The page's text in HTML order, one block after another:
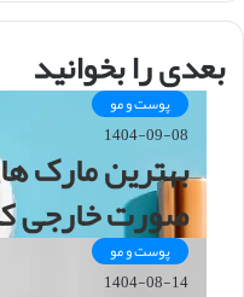
بعدی را بخوانید
پوست و مو
1404-09-08
بهترین مارک
صورت خارجی
پوست و مو
1404-08-14